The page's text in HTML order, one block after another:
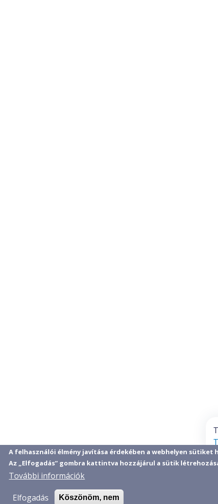
A felhasználói élmény javítása érdekében a webhelyen sütiket
Az „Elfogadás” gombra kattintva hozzájárul a sütik
További információk
Elfogadás Köszönöm, nem